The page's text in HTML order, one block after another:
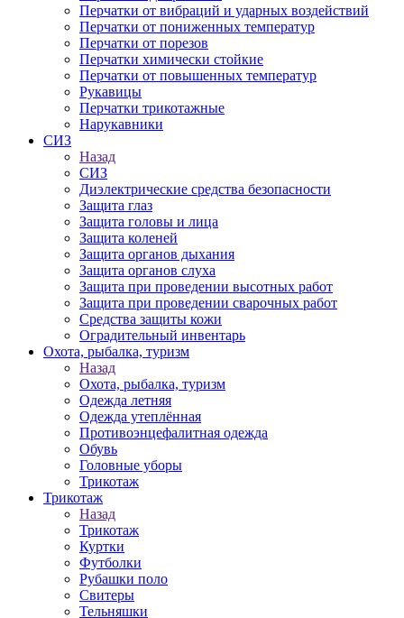
Перчатки от вибраций и ударных воздействий
Перчатки от пониженных температур
Перчатки от порезов
Перчатки химически стойкие
Перчатки от повышенных температур
Рукавицы
Перчатки трикотажные
Нарукавники
СИЗ
Назад
СИЗ
Диэлектрические средства безопасности
Защита глаз
Защита головы и лица
Защита коленей
Защита органов дыхания
Защита органов слуха
Защита при проведении высотных работ
Защита при проведении сварочных работ
Средства защиты кожи
Оградительный инвентарь
Охота, рыбалка, туризм
Назад
Охота, рыбалка, туризм
Одежда летняя
Одежда утеплённая
Противоэнцефалитная одежда
Обувь
Головные уборы
Трикотаж
Трикотаж
Назад
Трикотаж
Куртки
Футболки
Рубашки поло
Свитеры
Тельняшки